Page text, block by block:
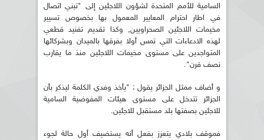
السامية للأمم المتحدة لشؤون اللاجئين إلى "تبني اتصال
في اطار احترام المعايير المعمول بها بخصوص تسيير
مخيمات اللاجئين الصحراويين, وكذا تقديم تفنيد قطعي
لهذه الادعاءات التي تمس أولا بفرقها بالميدان وبشركائها
المتواجدين على مستوى مخيمات اللاجئين منذ ما يقارب
نصف قرن".
و أضاف ممثل الجزائر يقول : "يأخذ وفدي الكلمة ليذكر بأن
الجزائر تتدخل على مستوى هيئات المفوضية السامية
للاجئين بصفتها بلد مستقبل للاجئين.
فموقف بلادي يتعزز بفعل أنه يستضيف أول حالة لجوء